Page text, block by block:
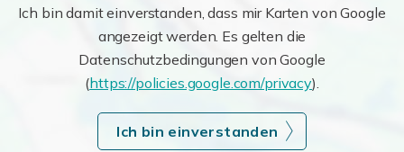
Ich bin damit einverstanden, dass mir Karten von Google
angezeigt werden. Es gelten die
Datenschutzbedingungen von Google
(https://policies.google.com/privacy).
Ich bin einverstanden